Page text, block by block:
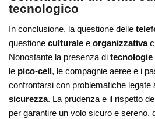
tecnologico
In conclusione, la questione delle
questioneculturale eorganizzativa
Nonostante la presenza ditecnologie
le pico-cell, le compagnie aeree e i
confrontarsi con problematiche legate
sicurezza. La prudenza e il rispetto
per garantire un volo sicuro e sereno,